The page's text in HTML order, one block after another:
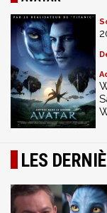
LES